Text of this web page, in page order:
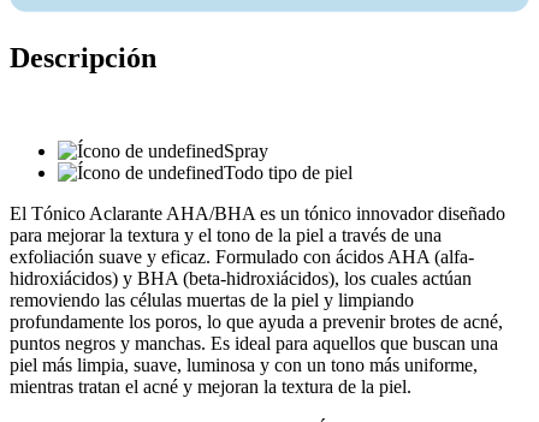
Descripción
Spray
Todo tipo de piel
El Tónico Aclarante AHA/BHA es un tónico innovador diseñado
para mejorar la textura y el tono de la piel a través de una
exfoliación suave y eficaz. Formulado con ácidos AHA (alfa-
hidroxiácidos) y BHA (beta-hidroxiácidos), los cuales actúan
removiendo las células muertas de la piel y limpiando
profundamente los poros, lo que ayuda a prevenir brotes de acné,
puntos negros y manchas. Es ideal para aquellos que buscan una
piel más limpia, suave, luminosa y con un tono más uniforme,
mientras tratan el acné y mejoran la textura de la piel.